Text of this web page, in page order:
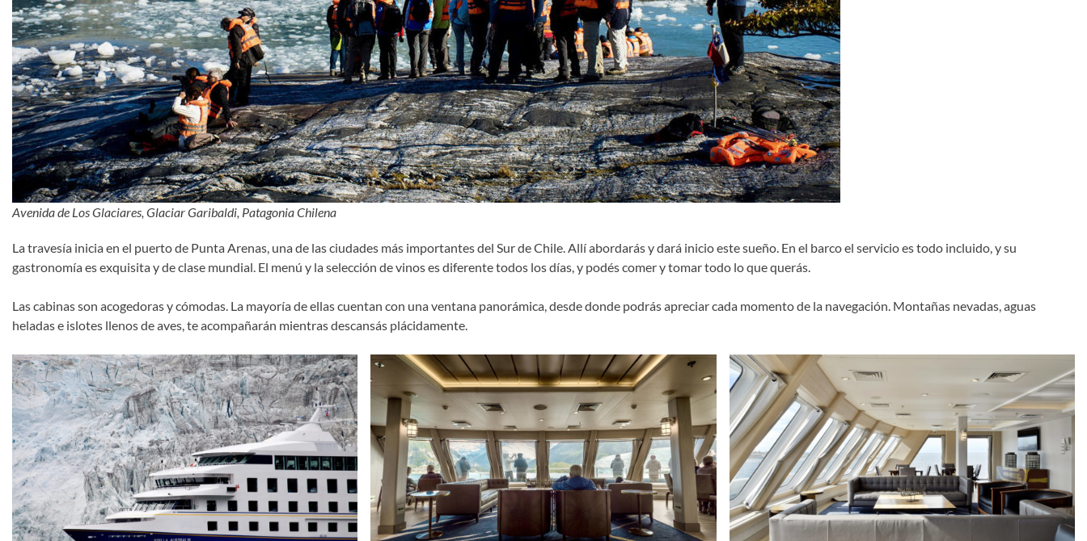
Avenida de Los Glaciares, Glaciar Garibaldi, Patagonia Chilena
La travesía inicia en el puerto de Punta Arenas, una de las ciudades más importantes del Sur de Chile. Allí abordarás y dará inicio este sueño. En el barco el servicio es todo incluido, y su
gastronomía es exquisita y de clase mundial. El menú y la selección de vinos es diferente todos los días, y podés comer y tomar todo lo que querás.
Las cabinas son acogedoras y cómodas. La mayoría de ellas cuentan con una ventana panorámica, desde donde podrás apreciar cada momento de la navegación. Montañas nevadas, aguas
heladas e islotes llenos de aves, te acompañarán mientras descansás plácidamente.